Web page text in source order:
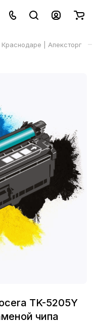
| Апексторг –
TK-5205Y
чипа